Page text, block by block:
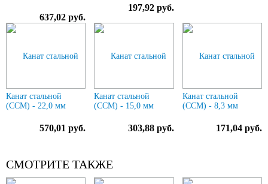
637,02 руб.
197,92 руб.
Канат стальной
(ССМ) - 22,0 мм
570,01 руб.
Канат стальной
(ССМ) - 15,0 мм
303,88 руб.
Канат стальной
(ССМ) - 8,3 мм
171,04 руб.
СМОТРИТЕ ТАКЖЕ